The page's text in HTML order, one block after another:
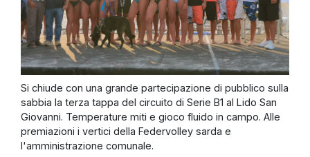
Si chiude con una grande partecipazione di pubblico sulla
sabbia la terza tappa del circuito di Serie B1 al Lido San
Giovanni. Temperature miti e gioco fluido in campo. Alle
premiazioni i vertici della Federvolley sarda e
l'amministrazione comunale.